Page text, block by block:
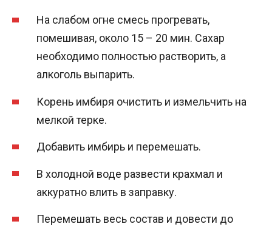
На слабом огне смесь прогревать,
помешивая, около 15 – 20 мин. Сахар
необходимо полностью растворить, а
алкоголь выпарить.
Корень имбиря очистить и измельчить на
мелкой терке.
Добавить имбирь и перемешать.
В холодной воде развести крахмал и
аккуратно влить в заправку.
Перемешать весь состав и довести до